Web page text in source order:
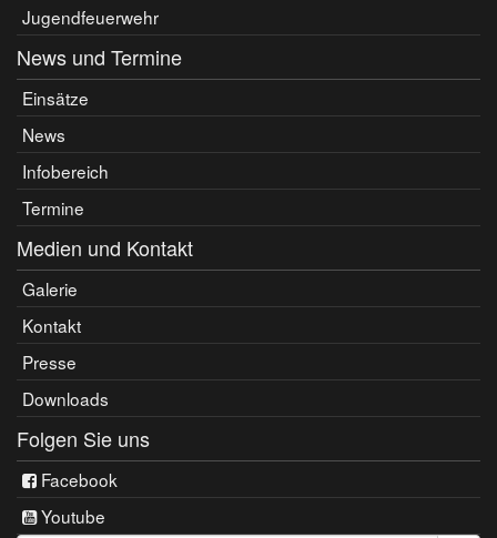
Jugendfeuerwehr
News und Termine
Einsätze
News
Infobereich
Termine
Medien und Kontakt
Galerie
Kontakt
Presse
Downloads
Folgen Sie uns
Facebook
Youtube